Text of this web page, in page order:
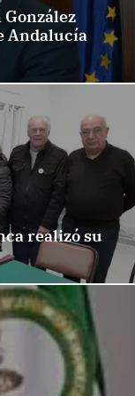
Andalucía
realizó su